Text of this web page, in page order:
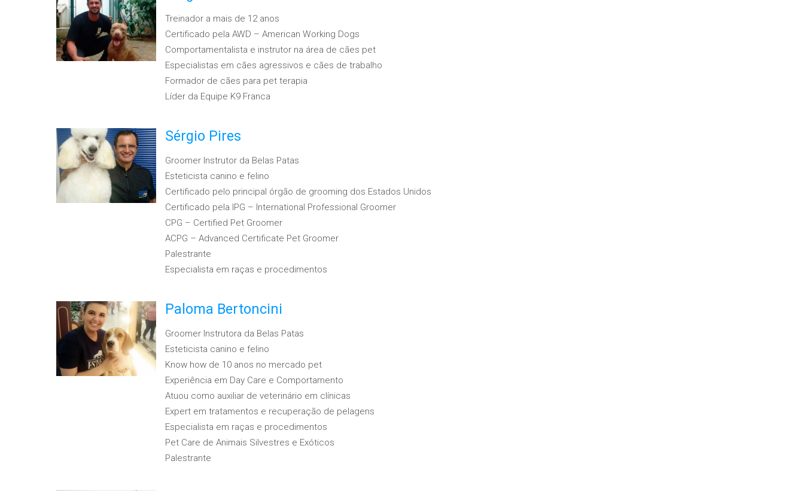
Treinador a mais de 12 anos
Certificado pela AWD – American Working Dogs
Comportamentalista e instrutor na área de cães pet
Especialistas em cães agressivos e cães de trabalho
Formador de cães para pet terapia
Líder da Equipe K9 Franca
Sérgio Pires
Groomer Instrutor da Belas Patas
Esteticista canino e felino
Certificado pelo principal órgão de grooming dos Estados Unidos
Certificado pela IPG – International Professional Groomer
CPG – Certified Pet Groomer
ACPG – Advanced Certificate Pet Groomer
Palestrante
Especialista em raças e procedimentos
Paloma Bertoncini
Groomer Instrutora da Belas Patas
Esteticista canino e felino
Know how de 10 anos no mercado pet
Experiência em Day Care e Comportamento
Atuou como auxiliar de veterinário em clínicas
Expert em tratamentos e recuperação de pelagens
Especialista em raças e procedimentos
Pet Care de Animais Silvestres e Exóticos
Palestrante